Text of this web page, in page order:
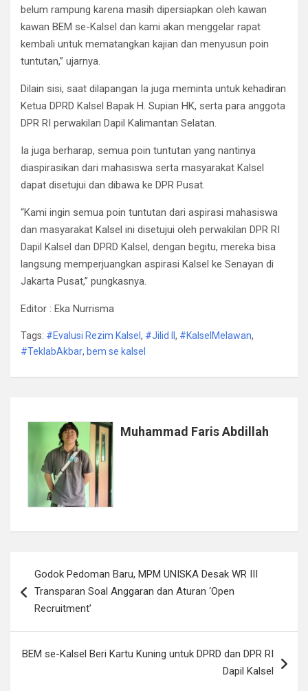
belum rampung karena masih dipersiapkan oleh kawan
kawan BEM se-Kalsel dan kami akan menggelar rapat
kembali untuk mematangkan kajian dan menyusun poin
tuntutan,” ujarnya.
Dilain sisi, saat dilapangan Ia juga meminta untuk kehadiran
Ketua DPRD Kalsel Bapak H. Supian HK, serta para anggota
DPR RI perwakilan Dapil Kalimantan Selatan.
Ia juga berharap, semua poin tuntutan yang nantinya
diaspirasikan dari mahasiswa serta masyarakat Kalsel
dapat disetujui dan dibawa ke DPR Pusat.
“Kami ingin semua poin tuntutan dari aspirasi mahasiswa
dan masyarakat Kalsel ini disetujui oleh perwakilan DPR RI
Dapil Kalsel dan DPRD Kalsel, dengan begitu, mereka bisa
langsung memperjuangkan aspirasi Kalsel ke Senayan di
Jakarta Pusat,” pungkasnya.
Editor : Eka Nurrisma
Tags: #Evalusi Rezim Kalsel , #Jilid ll , #KalselMelawan,
#TeklabAkbar, bem se kalsel
Muhammad Faris Abdillah
posGodok Pedoman Baru, MPM UNISKA Desak WR III
Transparan Soal Anggaran dan Aturan ‘Open
Recruitment’
BEM se-Kalsel Beri Kartu Kuning untuk DPRD dan DPR RI
Dapil Kalsel